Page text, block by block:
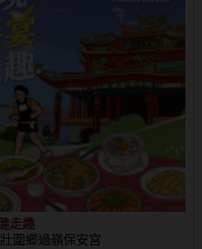
走趣
圍鄉過嶺保安宮